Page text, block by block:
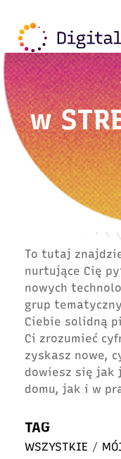
w
To tutaj
nurtujące Cię
nowych
grup
Ciebie solidną
Ci zrozumieć
zyskasz nowe,
dowiesz się jak
domu, jak i w
TAG
WSZYSTKIE /